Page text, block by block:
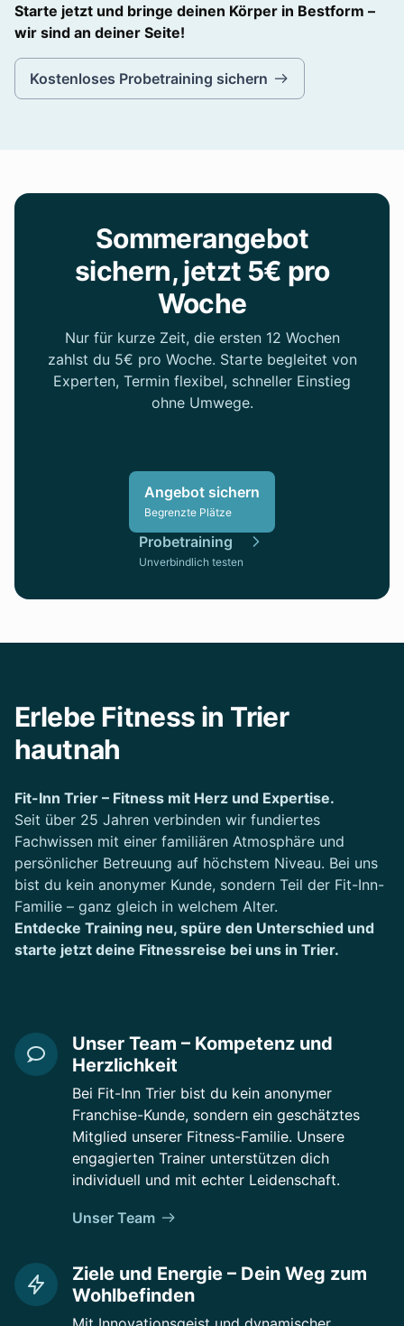
Starte jetzt und bringe deinen Körper in Bestform –
wir sind an deiner Seite!
Kostenloses Probetraining sichern
Sommerangebot
sichern, jetzt 5€ pro
Woche
Nur für kurze Zeit, die ersten 12 Wochen
zahlst du 5€ pro Woche. Starte begleitet von
Experten, Termin flexibel, schneller Einstieg
ohne Umwege.
Angebot sichern
Begrenzte Plätze
Probetraining
Unverbindlich testen
Erlebe Fitness in Trier
hautnah
Fit-Inn Trier – Fitness mit Herz und Expertise.
Seit über 25 Jahren verbinden wir fundiertes
Fachwissen mit einer familiären Atmosphäre und
persönlicher Betreuung auf höchstem Niveau. Bei uns
bist du kein anonymer Kunde, sondern Teil der Fit-Inn-
Familie – ganz gleich in welchem Alter.
Entdecke Training neu, spüre den Unterschied und
starte jetzt deine Fitnessreise bei uns in Trier.
Unser Team – Kompetenz und
Herzlichkeit
Bei Fit-Inn Trier bist du kein anonymer
Franchise-Kunde, sondern ein geschätztes
Mitglied unserer Fitness-Familie. Unsere
engagierten Trainer unterstützen dich
individuell und mit echter Leidenschaft.
Unser Team
Ziele und Energie – Dein Weg zum
Wohlbefinden